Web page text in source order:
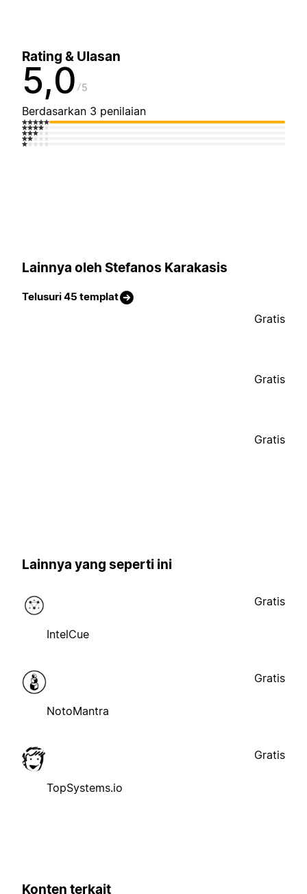
Rating & Ulasan
5,0 5
Berdasarkan 3 penilaian
Lainnya oleh Stefanos Karakasis
Telusuri 45 templat
Gratis
Gratis
Gratis
Lainnya yang seperti ini
IntelCue
Gratis
NotoMantra
Gratis
TopSystems.io
Gratis
Konten terkait